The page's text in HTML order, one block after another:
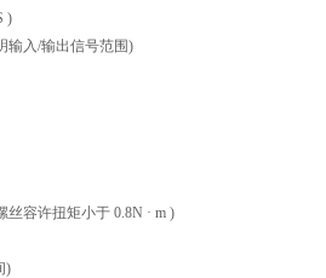
)
输入/输出信号范围)
容许扭矩小于 0.8N · m )
)